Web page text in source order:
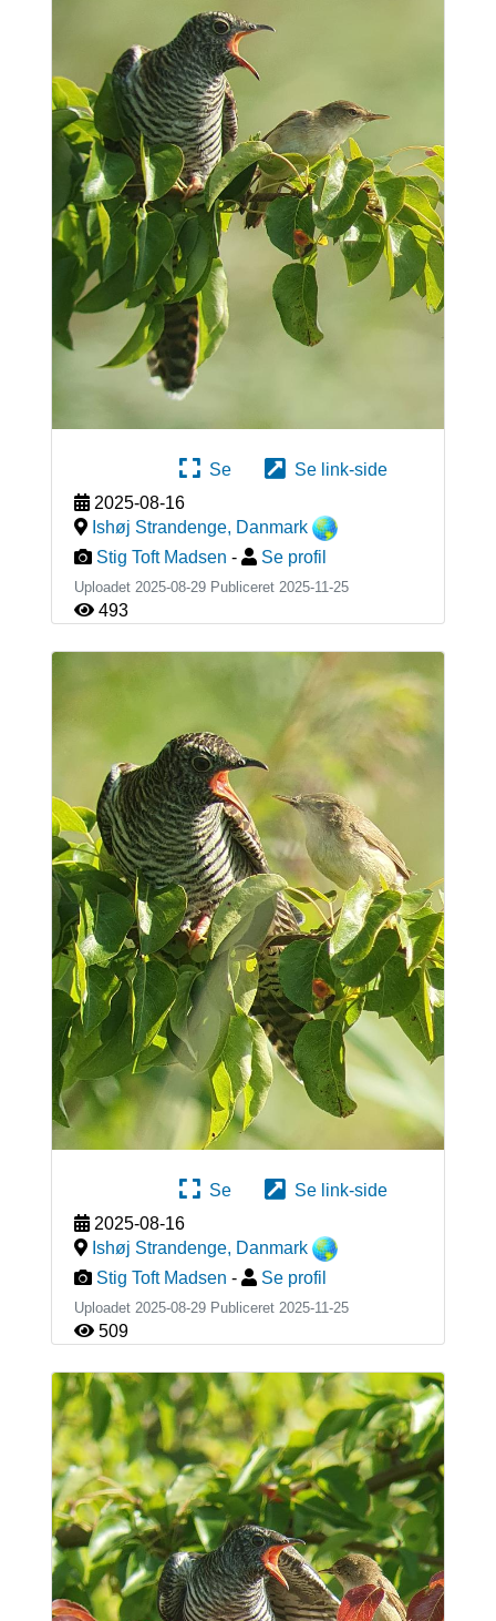
Se
Se link-side
2025-08-16
Ishøj Strandenge, Danmark
Stig Toft Madsen - Se profil
Uploadet 2025-08-29 Publiceret 2025-11-25
493
Se
Se link-side
2025-08-16
Ishøj Strandenge, Danmark
Stig Toft Madsen - Se profil
Uploadet 2025-08-29 Publiceret 2025-11-25
509